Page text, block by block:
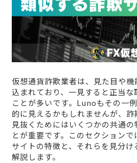
仮想通貨詐欺業者は、見た目や機
込まれており、一見すると正当な
ことが多いです。Lunoもその一
的に見えるかもしれませんが、
見抜くためにはいくつかの共通
とが重要です。このセクション
サイトの特徴と、それらを見分け
解説します。